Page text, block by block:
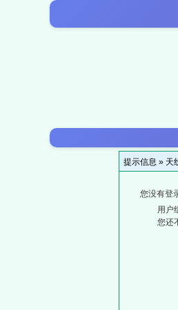
提示信息 » 天
您没有登
用户
您还